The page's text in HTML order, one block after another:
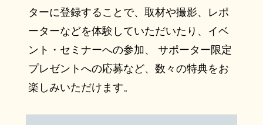
ターに登録することで、取材や撮影、レポ
ーターなどを体験していただいたり、イベ
ント・セミナーへの参加、 サポーター限定
プレゼントへの応募など、数々の特典をお
楽しみいただけます。